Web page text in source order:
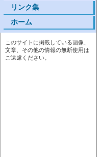
リンク集
ホーム
このサイトに掲載している画像、
文章、その他の情報の無断使用は
ご遠慮ください。